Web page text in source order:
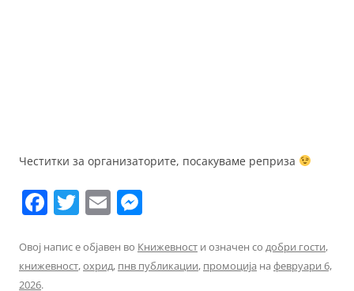
Честитки за организаторите, посакувамe реприза
F
a
c
e
T
w
itt
er
E
m
ai
l
ss
e
Овој напис е објавен во Книжевност и означен со добри гости,
книжевност,охрид, пнв публикации, промоција на февруари 6,
2026.